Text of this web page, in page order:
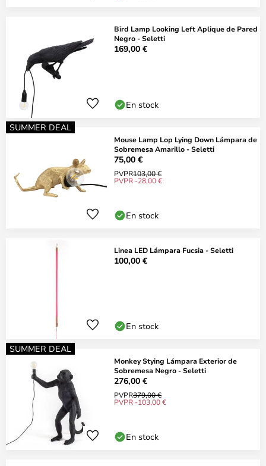
Bird Lamp Looking Left Aplique de Pared
Negro - Seletti
169,00 €
En stock
SUMMER DEAL
Mouse Lamp Lop Lying Down Lámpara de
Sobremesa Amarillo - Seletti
75,00 €
PVPR103,00 €
PVPR -28,00 €
En stock
Linea LED Lámpara Fucsia - Seletti
100,00 €
En stock
SUMMER DEAL
Monkey Stying Lámpara Exterior de
Sobremesa Negro - Seletti
276,00 €
PVPR379,00 €
PVPR -103,00 €
En stock